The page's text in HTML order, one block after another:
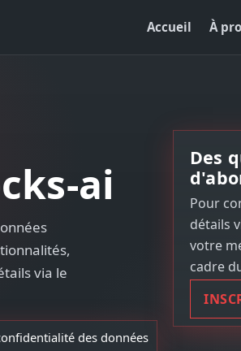
Accueil À
ai
via le
des données
Des
Pour
détails
votre
cadre